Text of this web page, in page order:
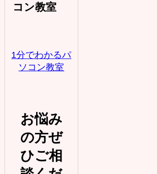
コン教室
1分でわかるパ
ソコン教室
お悩み
の方ぜ
ひご相